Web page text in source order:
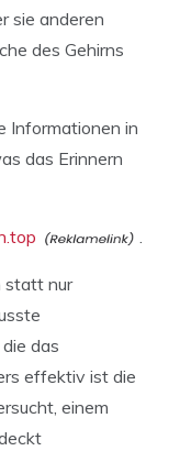
sie anderen
des Gehirns
Informationen in
das Erinnern
.
statt nur
das
effektiv ist die
einem